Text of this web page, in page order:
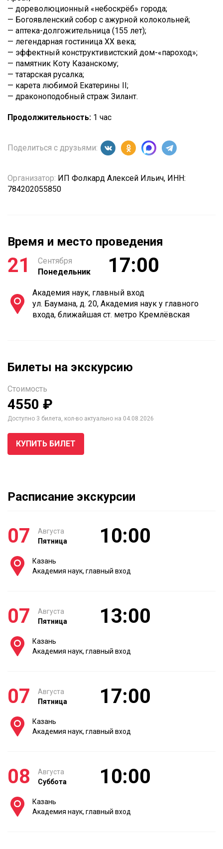
— дореволюционный «небоскрёб» города;
— Богоявленский собор с ажурной колокольней;
— аптека-долгожительница (155 лет);
— легендарная гостиница XX века;
— эффектный конструктивистский дом-«пароход»;
— памятник Коту Казанскому;
— татарская русалка;
— карета любимой Екатерины II;
— драконоподобный страж Зилант.
Продолжительность: 1 час
Поделиться с друзьями:
Организатор: ИП Фолкард Алексей Ильич, ИНН:
784202055850
Время и место проведения
21
Сентября
Понедельник
17:00
Академия наук, главный вход
ул. Баумана, д. 20, Академия наук у главного
входа, ближайшая ст. метро Кремлёвская
Билеты на экскурсию
Стоимость
4550 ₽
Доступно 3 билета, кол-во актуально на 04.08.2026
КУПИТЬ БИЛЕТ
Расписание экскурсии
07
Августа
Пятница
10:00
Казань
Академия наук, главный вход
07
Августа
Пятница
13:00
Казань
Академия наук, главный вход
07
Августа
Пятница
17:00
Казань
Академия наук, главный вход
08
Августа
Суббота
10:00
Казань
Академия наук, главный вход